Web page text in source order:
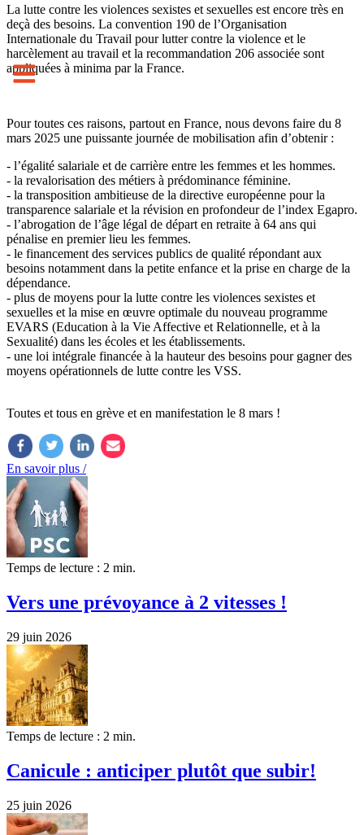
La lutte contre les violences sexistes et sexuelles est encore très en
deçà des besoins. La convention 190 de l’Organisation
Internationale du Travail pour lutter contre la violence et le
harcèlement au travail et la recommandation 206 associée sont
appliquées à minima par la France.
Pour toutes ces raisons, partout en France, nous devons faire du 8
mars 2025 une puissante journée de mobilisation afin d’obtenir :
- l’égalité salariale et de carrière entre les femmes et les hommes.
- la revalorisation des métiers à prédominance féminine.
- la transposition ambitieuse de la directive européenne pour la
transparence salariale et la révision en profondeur de l’index Egapro.
- l’abrogation de l’âge légal de départ en retraite à 64 ans qui
pénalise en premier lieu les femmes.
- le financement des services publics de qualité répondant aux
besoins notamment dans la petite enfance et la prise en charge de la
dépendance.
- plus de moyens pour la lutte contre les violences sexistes et
sexuelles et la mise en œuvre optimale du nouveau programme
EVARS (Education à la Vie Affective et Relationnelle, et à la
Sexualité) dans les écoles et les établissements.
- une loi intégrale financée à la hauteur des besoins pour gagner des
moyens opérationnels de lutte contre les VSS.
Toutes et tous en grève et en manifestation le 8 mars !
En savoir plus /
Temps de lecture : 2 min.
Vers une prévoyance à 2 vitesses !
29 juin 2026
Temps de lecture : 2 min.
Canicule : anticiper plutôt que subir!
25 juin 2026